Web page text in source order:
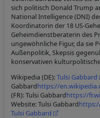
sich politisch Donald Trump
National Intelligence (DNI)
Koordinatorin der 18 US-
Geheimdienstberaterin des
ungewöhnliche Figur, da sie
Außenpolitik, Skepsis
konservativen
Wikipedia (DE):Tulsi Gabbard
Gabbardhttps://
(FR): Tulsi Gabbardhttps://
Website: Tulsi Gabbard
Tulsi Gabbard